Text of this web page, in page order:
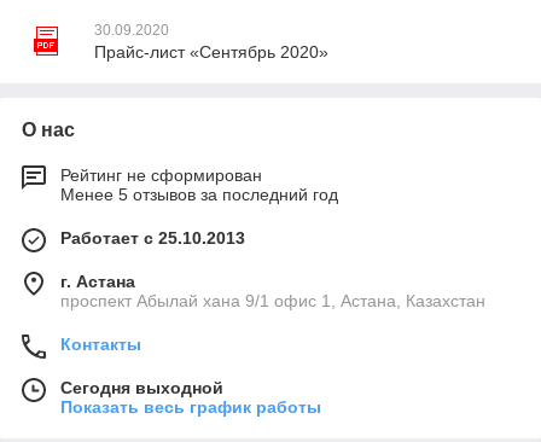
30.09.2020
Прайс-лист «Сентябрь 2020»
О нас
Рейтинг не сформирован
Менее 5 отзывов за последний год
Работает с 25.10.2013
г. Астана
проспект Абылай хана 9/1 офис 1, Астана, Казахстан
Контакты
Сегодня выходной
Показать весь график работы